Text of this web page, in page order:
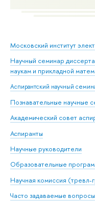
Московский институт
Научный семинар
наукам и прикладной
Аспирантский научный
Познавательные
Академический совет
Аспиранты
Научные руководители
Образовательные
Научная комиссия (тревл-
Часто задаваемые вопросы